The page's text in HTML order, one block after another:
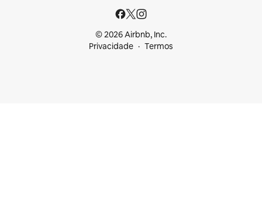
© 2026 Airbnb, Inc.
Privacidade
Termos